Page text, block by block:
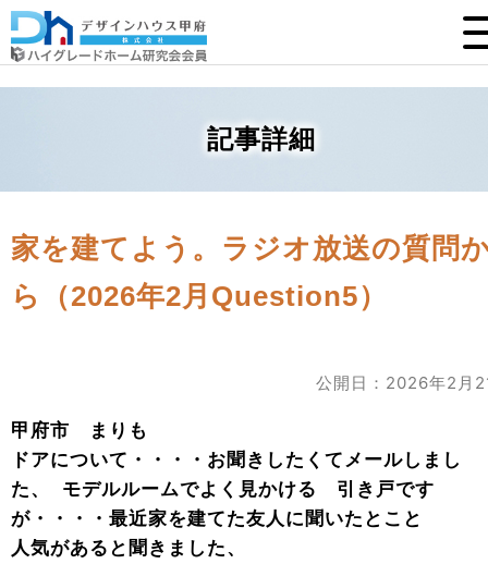
記事詳細
家を建てよう。ラジオ放送の質問
ら（2026年2月Question5）
公開日：2026年2月
甲府市 まりも
ドアについて・・・・お聞きしたくてメールしまし
た、 モデルルームでよく見かける 引き戸です
が・・・・最近家を建てた友人に聞いたとこと
人気があると聞きました、